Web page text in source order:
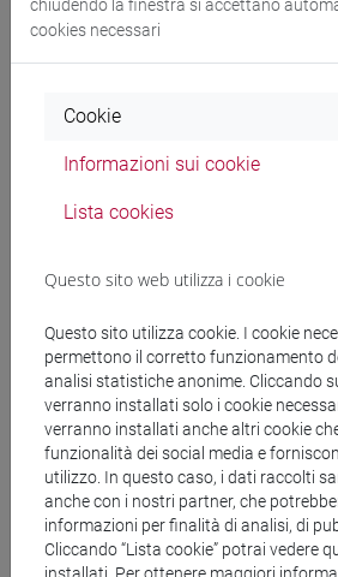
NISHIDA Shoko
Materiali didattici
Materiali su Moodle
[LT40] LINGUE, CULTURE E
E DELL'AFRICA
giappone/giappone/giappone
Mutua da
chiudendo la finestra si accettano
cookies necessari
Cookie
Informazioni sui cookie
Lista cookies
Questo sito web utilizza i cookie
Questo sito utilizza cookie. I cookie
permettono il corretto funzionamento
analisi statistiche anonime. Cliccando
verranno installati solo i cookie
verranno installati anche altri cookie
funzionalità dei social media e
utilizzo. In questo caso, i dati raccolti
anche con i nostri partner, che
informazioni per finalità di analisi, di
Cliccando “Lista cookie” potrai vedere